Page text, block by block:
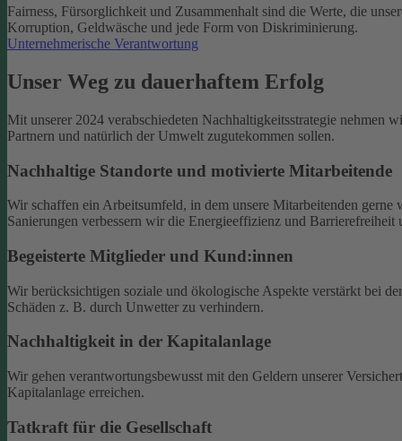
Fairness, Fürsorglichkeit und Zusammenhalt sind die Werte, die
Korruption, Geldwäsche und jede Form von Diskriminierung.
Unternehmerische Verantwortung
Unser Weg zu dauerhaftem Erfolg
Mit unserer 2024 verabschiedeten Nachhaltigkeitsstrategie
Partnern und natürlich der Umwelt zugutekommen sollen.
Nachhaltige Standorte und motivierte Mitarbeitende
Wir schaffen ein Arbeitsumfeld, in dem unsere Mitarbeitenden
Sanierungen verbessern wir die Energieeffizienz und
Begeisterte Mitglieder und Kund:innen
Wir berücksichtigen soziale und ökologische Aspekte verstärkt bei
Schäden z. B. durch Unwetter zu verhindern.
Nachhaltigkeit in der Kapitalanlage
Wir gehen verantwortungsbewusst mit den Geldern unserer
Kapitalanlage erreichen.
Tatkraft für die Gesellschaft